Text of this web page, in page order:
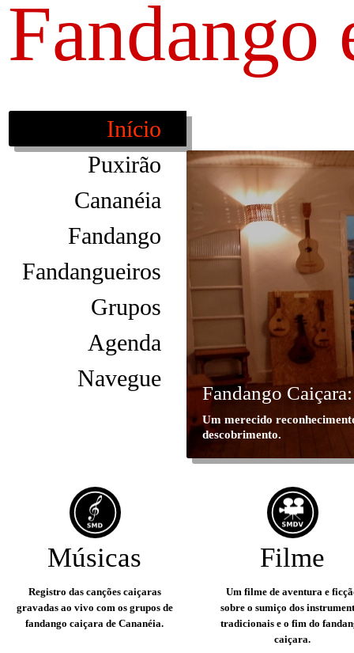
Fandango
Início
Puxirão
Cananéia
Fandango
Fandangueiros
Grupos
Agenda
Navegue
Fandango
Um merecido
descobrimento.
Músicas
Registro das canções caiçaras
gravadas ao vivo com os grupos de
fandango caiçara de Cananéia.
Filme
Um filme de aventura e
sobre o sumiço dos
tradicionais e o fim do
caiçara.